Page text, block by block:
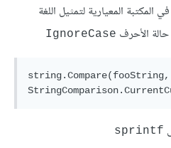
المكتبة المعيارية لتمثيل اللغة
الأحرف IgnoreCase
sprintf